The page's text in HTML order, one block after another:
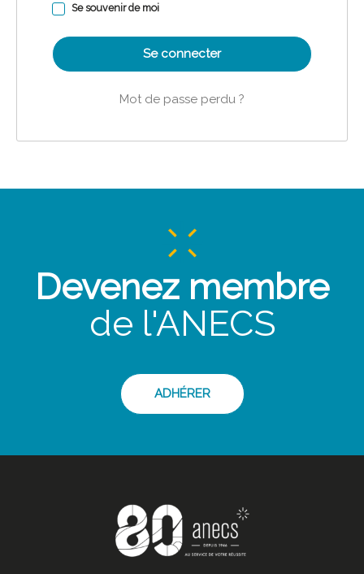
Se souvenir de moi
Se connecter
Mot de passe perdu ?
Devenez membre
de l'ANECS
ADHÉRER